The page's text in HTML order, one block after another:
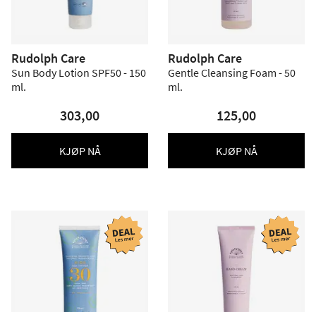
Rudolph Care
Sun Body Lotion SPF50 - 150
ml.
303,00
KJØP NÅ
Rudolph Care
Gentle Cleansing Foam - 50
ml.
125,00
KJØP NÅ